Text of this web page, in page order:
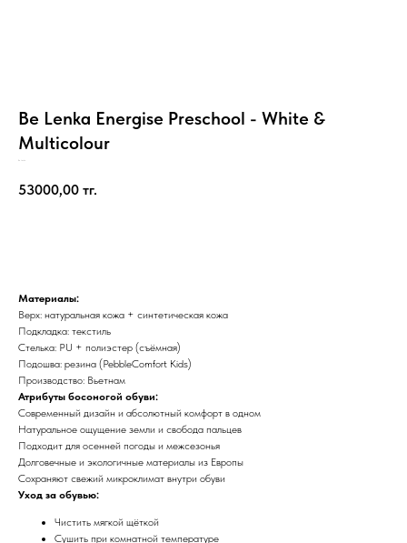
Be Lenka Energise Preschool - White &
Multicolour
53000,00 тг.
Материалы:
Верх: натуральная кожа + синтетическая кожа
Подкладка: текстиль
Стелька: PU + полиэстер (съёмная)
Подошва: резина (PebbleComfort Kids)
Производство: Вьетнам
Атрибуты босоногой обуви:
Современный дизайн и абсолютный комфорт в одном
Натуральное ощущение земли и свобода пальцев
Подходит для осенней погоды и межсезонья
Долговечные и экологичные материалы из Европы
Сохраняют свежий микроклимат внутри обуви
Уход за обувью:
Чистить мягкой щёткой
Сушить при комнатной температуре